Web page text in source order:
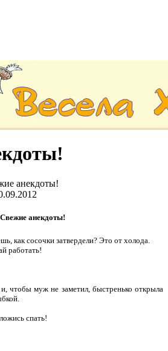
анекдоты!
Свежие анекдоты!
как сосочки затвердели? Это от холода.
работать!
чтобы муж не заметил, быстренько открыла
спать!